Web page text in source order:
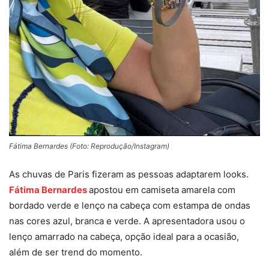
Fátima Bernardes (Foto: Reprodução/Instagram)
As chuvas de Paris fizeram as pessoas adaptarem looks.
Fátima Bernardesapostou em camiseta amarela com
bordado verde e lenço na cabeça com estampa de ondas
nas cores azul, branca e verde. A apresentadora usou o
lenço amarrado na cabeça, opção ideal para a ocasião,
além de ser trend do momento.